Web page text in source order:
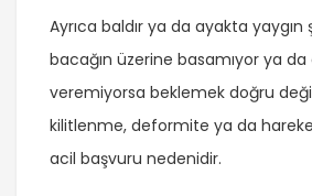
Ayrıca baldır ya da ayakta yaygın
bacağın üzerine basamıyor ya da
veremiyorsa beklemek doğru
kilitlenme, deformite ya da
acil başvuru nedenidir.